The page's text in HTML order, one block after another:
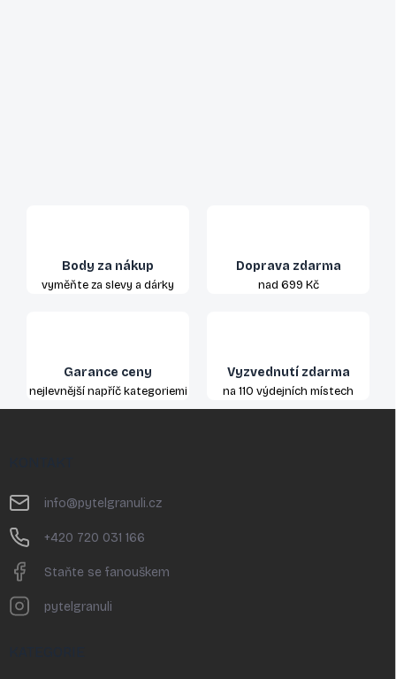
Body za nákup
vyměňte za slevy a dárky
Doprava zdarma
nad 699 Kč
Garance ceny
nejlevnější napříč kategoriemi
Vyzvednutí zdarma
na 110 výdejních místech
info@pytelgranuli.cz
+420 720 031 166
Staňte se fanouškem
pytelgranuli